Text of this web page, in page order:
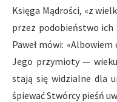
Księga Mądrości, «z
przez podobieństwo ich
Paweł mówi:
Jego przymioty —
stają się widzialne dla
śpiewać Stwórcy pieśń